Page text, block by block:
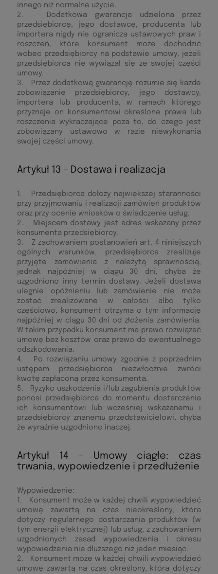
innego niż normalne użycie.
2. Dodatkowa gwarancja udzielona przez
przedsiębiorcę, jego dostawcę, producenta lub
importera nigdy nie ogranicza ustawowych praw i
roszczeń, które konsument może dochodzić
wobec przedsiębiorcy na podstawie umowy, jeżeli
przedsiębiorca nie wywiązał się ze swojej części
umowy.
3. Przez dodatkową gwarancję rozumie się każde
zobowiązanie przedsiębiorcy, jego dostawcy,
importera lub producenta, w ramach którego
przyznaje on konsumentowi określone prawa lub
roszczenia wykraczające poza to, do czego jest
zobowiązany ustawowo w razie niewykonania
swojej części umowy.
Artykuł 13 – Dostawa i realizacja
1. Przedsiębiorca dołoży największej staranności
przy przyjmowaniu i realizacji zamówień produktów
oraz przy ocenie wniosków o świadczenie usług.
2. Miejscem dostawy jest adres wskazany przez
konsumenta przedsiębiorcy.
3. Z zachowaniem postanowień art. 4 niniejszych
ogólnych warunków, przedsiębiorca zrealizuje
przyjęte zamówienia z należytą sprawnością,
jednak najpóźniej w ciągu 30 dni, chyba że
uzgodniono inny termin dostawy. Jeżeli dostawa
ulegnie opóźnieniu lub zamówienie nie może
zostać zrealizowane w całości albo tylko
częściowo, konsument otrzyma o tym informację
najpóźniej w ciągu 30 dni od złożenia zamówienia.
W takim przypadku konsument ma prawo rozwiązać
umowę bez kosztów oraz prawo do ewentualnego
odszkodowania.
4. Po rozwiązaniu umowy zgodnie z poprzednim
ustępem przedsiębiorca niezwłocznie zwróci
kwotę zapłaconą przez konsumenta.
5. Ryzyko uszkodzenia i/lub zagubienia produktów
ponosi przedsiębiorca do momentu dostarczenia
ich konsumentowi lub wcześniej wskazanemu i
przedsiębiorcy znanemu przedstawicielowi, chyba
że wyraźnie uzgodniono inaczej.
Artykuł 14 – Umowy ciągłe: czas
trwania, wypowiedzenie i przedłużenie
Wypowiedzenie:
1. Konsument może w każdej chwili wypowiedzieć
umowę zawartą na czas nieokreślony, która
dotyczy regularnego dostarczania produktów (w
tym energii elektrycznej) lub usług, z zachowaniem
uzgodnionych zasad wypowiedzenia i okresu
wypowiedzenia nie dłuższego niż jeden miesiąc.
2. Konsument może w każdej chwili wypowiedzieć
umowę zawartą na czas określony, która dotyczy